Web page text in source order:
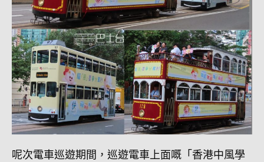
呢次電車巡遊期間，巡遊電車上面嘅「香港中風學